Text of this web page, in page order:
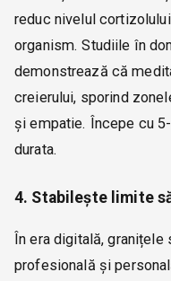
reduc nivelul
organism. Studiile în
demonstrează că
creierului, sporind
și empatie. Începe cu
durata.
4. Stabilește limite
În era digitală,
profesională și